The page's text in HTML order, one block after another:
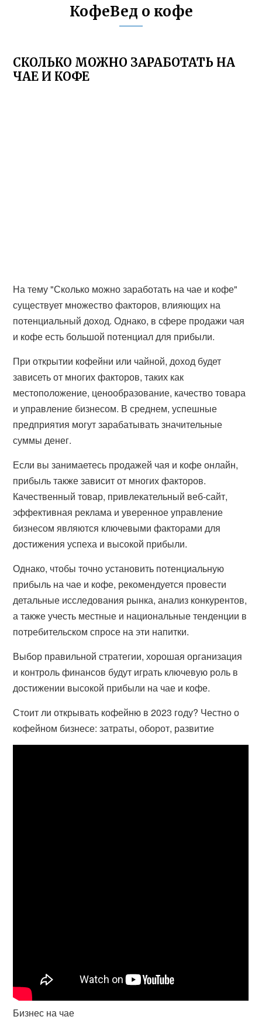
КофеВед о кофе
СКОЛЬКО МОЖНО ЗАРАБОТАТЬ НА
ЧАЕ И КОФЕ
На тему "Сколько можно заработать на чае и кофе"
существует множество факторов, влияющих на
потенциальный доход. Однако, в сфере продажи чая
и кофе есть большой потенциал для прибыли.
При открытии кофейни или чайной, доход будет
зависеть от многих факторов, таких как
местоположение, ценообразование, качество товара
и управление бизнесом. В среднем, успешные
предприятия могут зарабатывать значительные
суммы денег.
Если вы занимаетесь продажей чая и кофе онлайн,
прибыль также зависит от многих факторов.
Качественный товар, привлекательный веб-сайт,
эффективная реклама и уверенное управление
бизнесом являются ключевыми факторами для
достижения успеха и высокой прибыли.
Однако, чтобы точно установить потенциальную
прибыль на чае и кофе, рекомендуется провести
детальные исследования рынка, анализ конкурентов,
а также учесть местные и национальные тенденции в
потребительском спросе на эти напитки.
Выбор правильной стратегии, хорошая организация
и контроль финансов будут играть ключевую роль в
достижении высокой прибыли на чае и кофе.
Стоит ли открывать кофейню в 2023 году? Честно о
кофейном бизнесе: затраты, оборот, развитие
Бизнес на чае